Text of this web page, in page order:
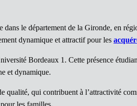
dans le département de la Gironde, en
dynamique et attractif pour les
Bordeaux 1. Cette présence
et dynamique.
qualité, qui contribuent à l’attractivité